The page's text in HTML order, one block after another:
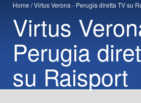
Home Virtus Verona - Perugia diretta TV su
Virtus
Perugia
su Raisport